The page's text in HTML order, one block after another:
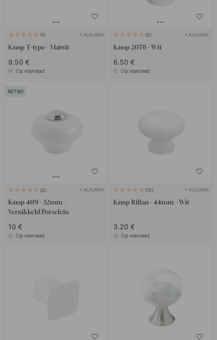
1 + KLEUREN
Knop T-type - Matwit
9.50 €
Op voorraad
2 + KLEUREN
Knop 2078 - Wit
6.50 €
Op voorraad
RETRO
2 + KLEUREN
Knop 409 - 32mm -
Vernikkeld/Porselein
10 €
Op voorraad
13 + KLEUREN
Knop Rillan - 44mm - Wit
3.20 €
Op voorraad